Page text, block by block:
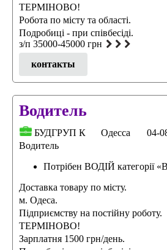
ТЕРМІНОВО!
Робота по місту та області.
Подробицi - при спiвбесiдi.
з/п 35000-45000 грн
контакты
Водитель
БУДГРУП К Одесса
04-
Водитель
Потрібен ВОДІЙ категорії
Доставка товару по місту.
м. Одеса.
Підприємству на постійну роботу.
ТЕРМІНОВО!
Зарплатня 1500 грн/день.